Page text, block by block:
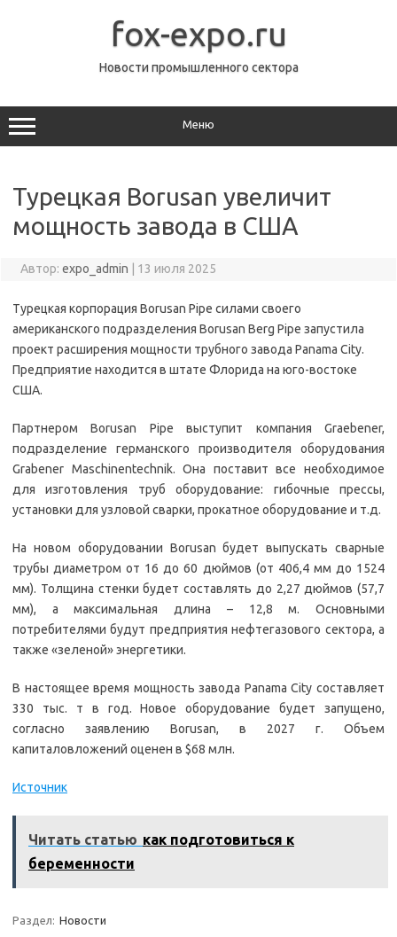
fox-expo.ru
Новости промышленного сектора
Меню
Турецкая Borusan увеличит
мощность завода в США
Автор: expo_admin 13 июля 2025
Турецкая корпорация Borusan Pipe силами своего
американского подразделения Borusan Berg Pipe запустила
проект расширения мощности трубного завода Panama City.
Предприятие находится в штате Флорида на юго-востоке
США.
Партнером Borusan Pipe выступит компания Graebener,
подразделение германского производителя оборудования
Grabener Maschinentechnik. Она поставит все необходимое
для изготовления труб оборудование: гибочные прессы,
установки для узловой сварки, прокатное оборудование и т.д.
На новом оборудовании Borusan будет выпускать сварные
трубы диаметром от 16 до 60 дюймов (от 406,4 мм до 1524
мм). Толщина стенки будет составлять до 2,27 дюймов (57,7
мм), а максимальная длина – 12,8 м. Основными
потребителями будут предприятия нефтегазового сектора, а
также «зеленой» энергетики.
В настоящее время мощность завода Panama City составляет
330 тыс. т в год. Новое оборудование будет запущено,
согласно заявлению Borusan, в 2027 г. Объем
капиталовложений оценен в $68 млн.
Источник
Читать статью как подготовиться к
беременности
Раздел: Новости